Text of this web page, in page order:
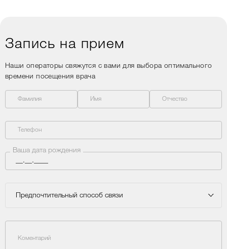
Запись на прием
Наши операторы свяжутся с вами для выбора оптимального
времени посещения врача
Фамилия Имя Отчество
Телефон
Ваша дата рождения
Предпочтительный способ связи
Коментарий